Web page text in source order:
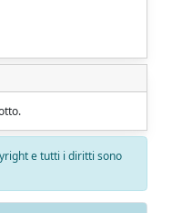
e tutti i diritti sono